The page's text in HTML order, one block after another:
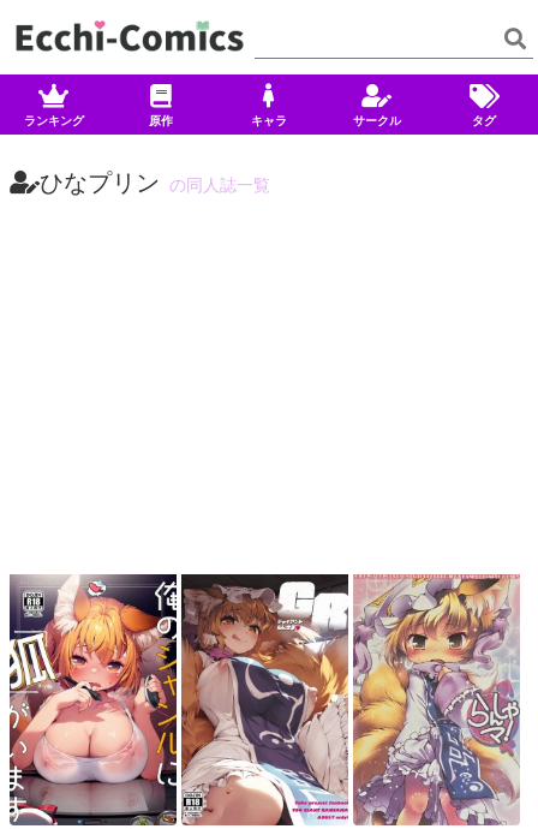
ランキング 原作 キャラ サークル タグ
ひなプリン の同人誌一覧